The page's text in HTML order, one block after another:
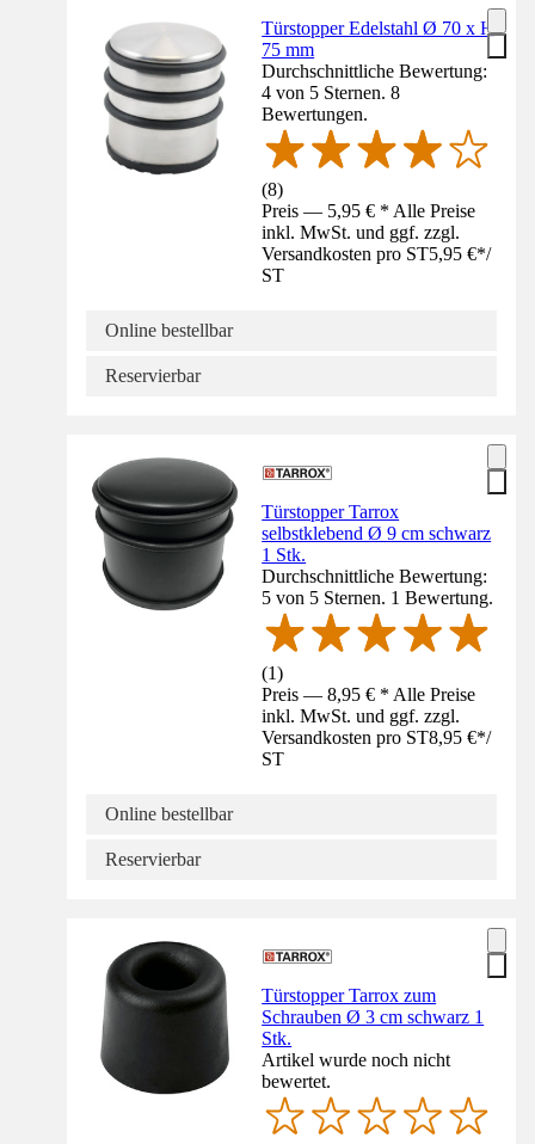
Türstopper Edelstahl Ø 70 x H
75 mm
Durchschnittliche Bewertung:
4 von 5 Sternen. 8
Bewertungen.
(8)
Preis — 5,95 € * Alle Preise
inkl. MwSt. und ggf. zzgl.
Versandkosten pro ST5,95 €*/
ST
Online bestellbar
Reservierbar
Türstopper Tarrox
selbstklebend Ø 9 cm schwarz
1 Stk.
Durchschnittliche Bewertung:
5 von 5 Sternen. 1 Bewertung.
(1)
Preis — 8,95 € * Alle Preise
inkl. MwSt. und ggf. zzgl.
Versandkosten pro ST8,95 €*/
ST
Online bestellbar
Reservierbar
Türstopper Tarrox zum
Schrauben Ø 3 cm schwarz 1
Stk.
Artikel wurde noch nicht
bewertet.